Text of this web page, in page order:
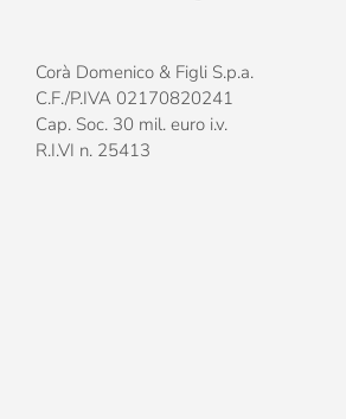
Corà Domenico & Figli S.p.a.
C.F./P.IVA 02170820241
Cap. Soc. 30 mil. euro i.v.
R.I.VI n. 25413